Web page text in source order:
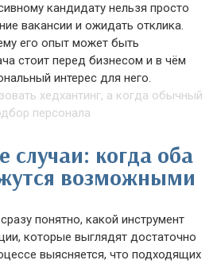
кандидату нельзя просто
вакансии и ожидать отклика.
его опыт может быть
стоит перед бизнесом и в чём
интерес для него.
случаи: когда оба
возможными
понятно, какой инструмент
которые выглядят достаточно
выясняется, что подходящих